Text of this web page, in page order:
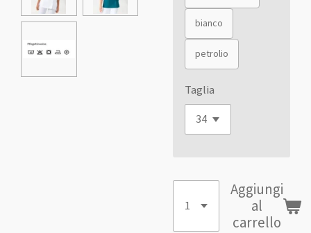
bianco
petrolio
Taglia
Aggiungi
al
carrello